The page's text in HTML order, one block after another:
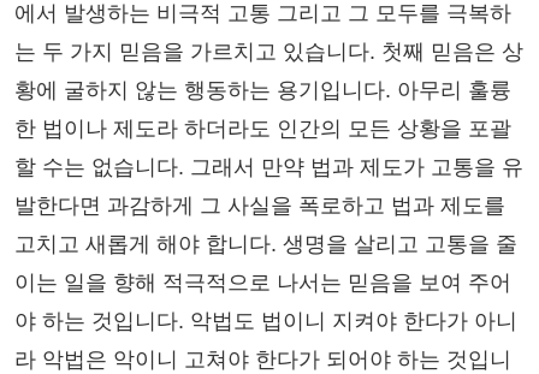
에서 발생하는 비극적 고통 그리고 그 모두를 극복하
는 두 가지 믿음을 가르치고 있습니다. 첫째 믿음은 상
황에 굴하지 않는 행동하는 용기입니다. 아무리 훌륭
한 법이나 제도라 하더라도 인간의 모든 상황을 포괄
할 수는 없습니다. 그래서 만약 법과 제도가 고통을 유
발한다면 과감하게 그 사실을 폭로하고 법과 제도를
고치고 새롭게 해야 합니다. 생명을 살리고 고통을 줄
이는 일을 향해 적극적으로 나서는 믿음을 보여 주어
야 하는 것입니다. 악법도 법이니 지켜야 한다가 아니
라 악법은 악이니 고쳐야 한다가 되어야 하는 것입니